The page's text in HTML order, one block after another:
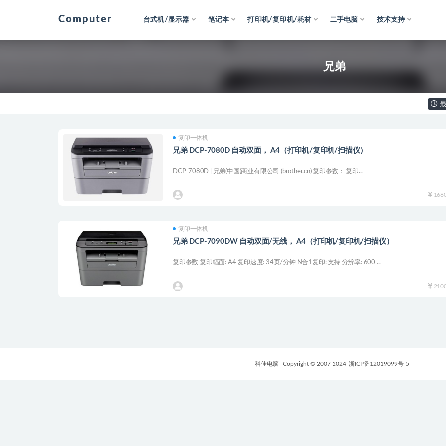
Computer 台式机/显示器 笔记本 打印机/复印机/耗材 二手电脑 技术支持
兄弟
复印一体机
兄弟 DCP-7080D 自动双面， A4（打印机/复印机/扫描仪）
DCP-7080D | 兄弟(中国)商业有限公司 (brother.cn) 复印参数： 复印...
复印一体机
兄弟 DCP-7090DW 自动双面/无线， A4（打印机/复印机/扫描仪）
复印参数 复印幅面: A4 复印速度: 34页/分钟 N合1复印: 支持 分辨率: 600 ...
科佳电脑 Copyright © 2007-2024 浙ICP备12019099号-5